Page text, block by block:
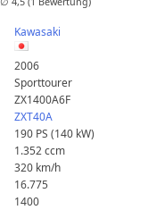
Kawasaki
2006
Sporttourer
ZX1400A6F
ZXT40A
190 PS (140 kW)
1.352 ccm
320 km/h
16.775
1400